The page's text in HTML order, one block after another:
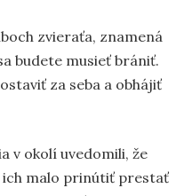
zvieraťa, znamená
budete musieť brániť.
za seba a obhájiť
v okolí uvedomili, že
ich malo prinútiť prestať